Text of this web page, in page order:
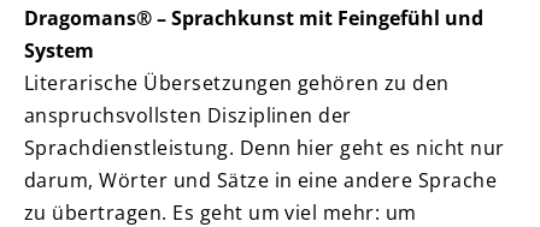
Dragomans® – Sprachkunst mit Feingefühl und
System
Literarische Übersetzungen gehören zu den
anspruchsvollsten Disziplinen der
Sprachdienstleistung. Denn hier geht es nicht nur
darum, Wörter und Sätze in eine andere Sprache
zu übertragen. Es geht um viel mehr: um